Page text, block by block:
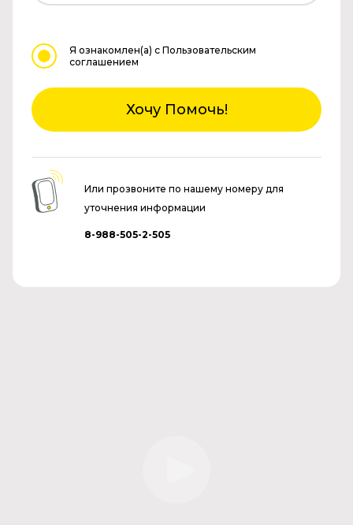
Я ознакомлен(а) с Пользовательским
соглашением
Хочу Помочь!
Или прозвоните по нашему номеру для
уточнения информации
8-988-505-2-505